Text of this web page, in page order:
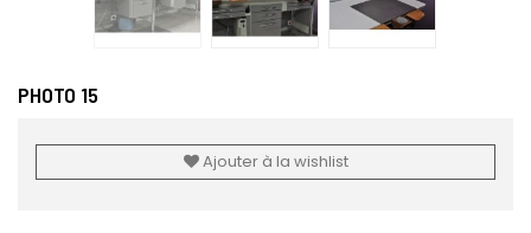
PHOTO 15
Ajouter à la wishlist